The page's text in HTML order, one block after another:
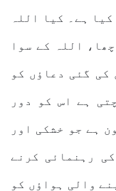
ہے۔ کیا اللہ
اللہ کے سوا
کی گئی دعاؤں کو
ہے اس کو دور
ہے جو خشکی اور
رہنمائی کرنے
والی ہواؤں کو